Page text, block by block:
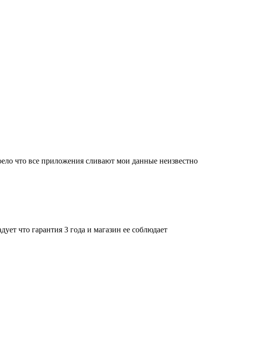
что все приложения сливают мои данные неизвестно
что гарантия 3 года и магазин ее соблюдает